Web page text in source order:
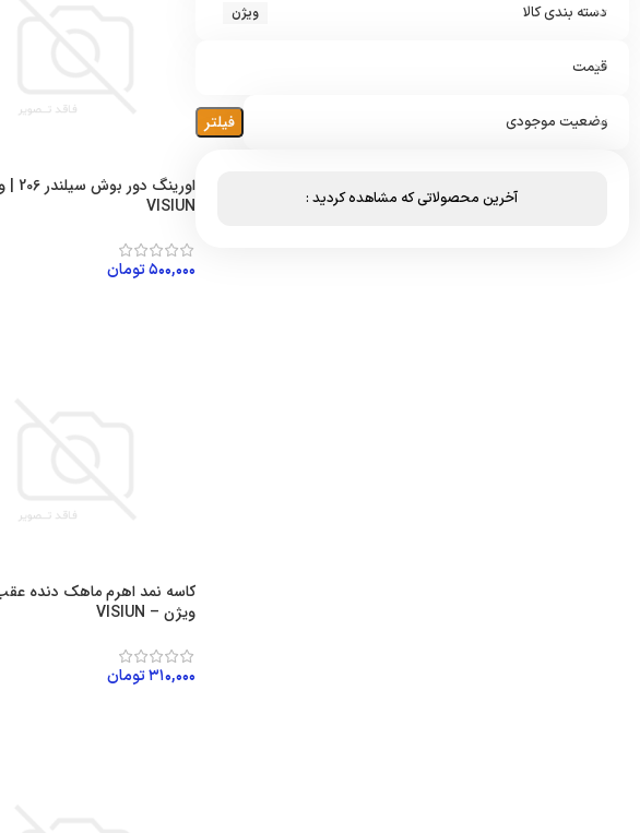
دسته بندی کالا ویژن
قیمت
وضعیت موجودی فیلتر
آخرین محصولاتی که مشاهده کردید :
اورینگ
VISIUN
۵۰۰,۰۰۰تومان
ویژن – VISIUN
۳۱۰,۰۰۰تومان